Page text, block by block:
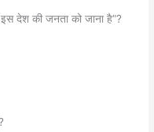
देश की जनता को जाना है”?